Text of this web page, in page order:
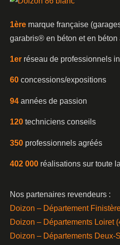
1ère marque française
garabris®️ en béton et en béton
1er réseau de professionnels
60 concessions/expositions
94 années de passion
120 techniciens conseils
350 professionnels agréés
402 000 réalisations sur toute
Nos partenaires revendeurs :
Doizon – Département
Doizon – Départements Loiret
Doizon – Départements Deux-